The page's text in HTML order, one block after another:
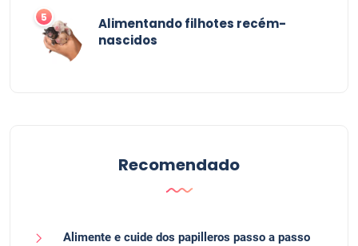
5
Alimentando filhotes recém-
nascidos
Recomendado
Alimente e cuide dos papilleros passo a passo